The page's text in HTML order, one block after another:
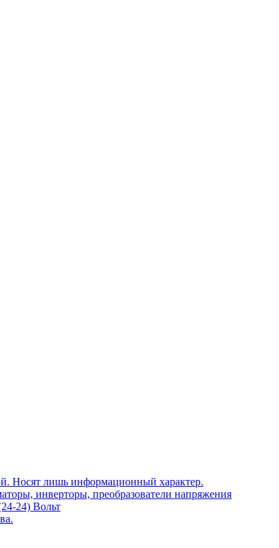
Носят лишь информационный характер.
инверторы, преобразователи напряжения
24) Вольт